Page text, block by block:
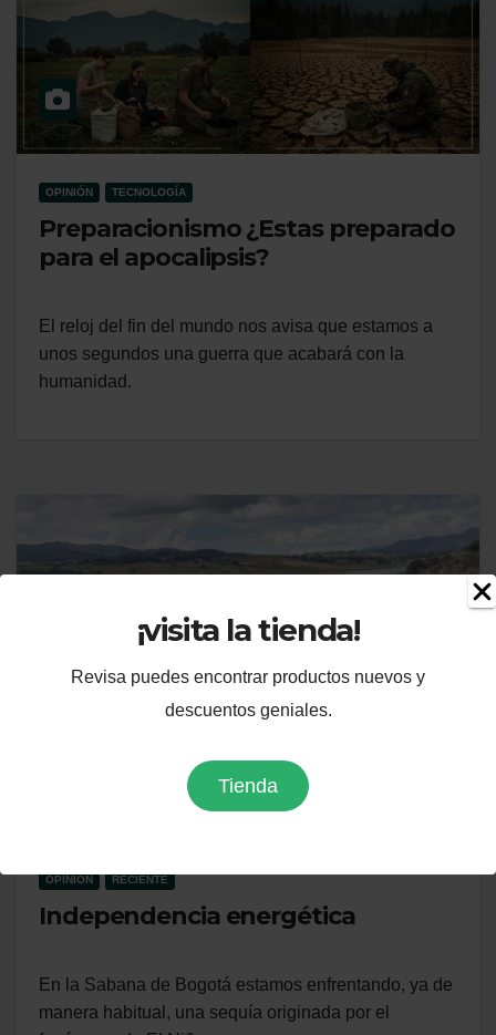
¡visita la tienda!
Revisa puedes encontrar productos nuevos y
descuentos geniales.
Tienda
OPINIÓN TECNOLOGÍA
Preparacionismo ¿Estas preparado
para el apocalipsis?
El reloj del fin del mundo nos avisa que estamos a
unos segundos una guerra que acabará con la
humanidad.
OPINIÓN RECIENTE
Independencia energética
En la Sabana de Bogotá estamos enfrentando, ya de
manera habitual, una sequía originada por el